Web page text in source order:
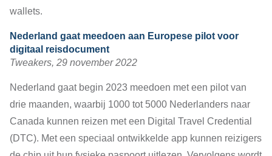
wallets.
Nederland gaat meedoen aan Europese pilot voor
digitaal reisdocument
Tweakers, 29 november 2022
Nederland gaat begin 2023 meedoen met een pilot van
drie maanden, waarbij 1000 tot 5000 Nederlanders naar
Canada kunnen reizen met een Digital Travel Credential
(DTC). Met een speciaal ontwikkelde app kunnen reizigers